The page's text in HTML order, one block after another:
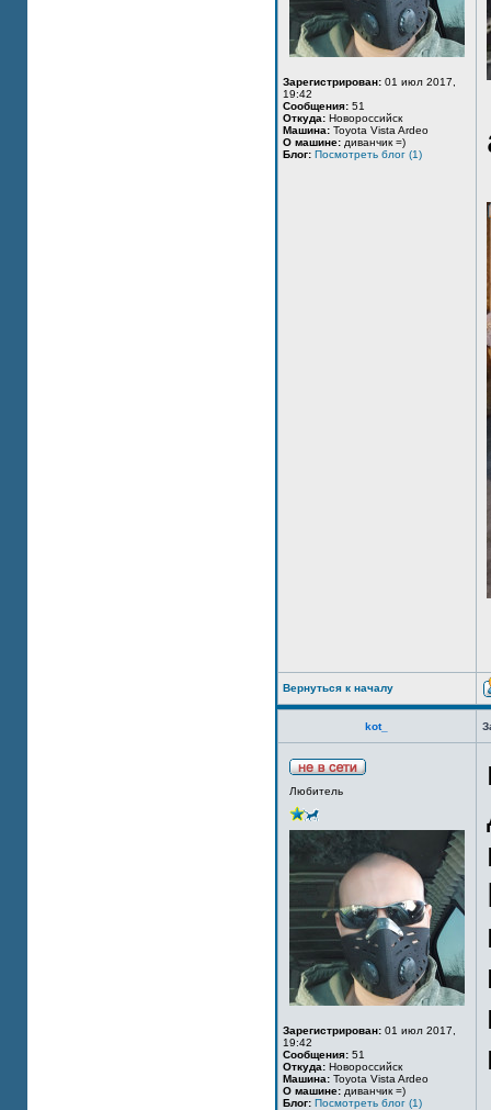
Зарегистрирован: 01 июл 2017,
19:42
Сообщения: 51
Откуда: Новороссийск
Машина: Toyota Vista Ardeo
О машине: диванчик =)
Блог: Посмотреть блог (1)
Вернуться к началу
kot_
Любитель
Зарегистрирован: 01 июл 2017,
19:42
Сообщения: 51
Откуда: Новороссийск
Машина: Toyota Vista Ardeo
О машине: диванчик =)
Блог: Посмотреть блог (1)